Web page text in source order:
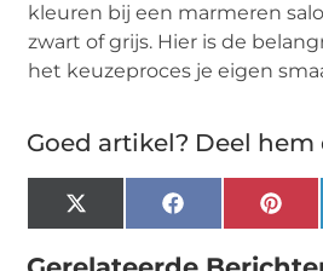
kleuren bij een marmeren
zwart of grijs. Hier is de
het keuzeproces je eigen
Goed artikel? Deel hem
X
(Twitter)
Facebook